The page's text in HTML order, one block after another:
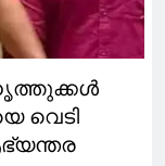
വെടി